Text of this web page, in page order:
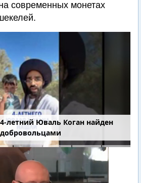
современных монетах
4-летний Юваль Коган найден
добровольцами